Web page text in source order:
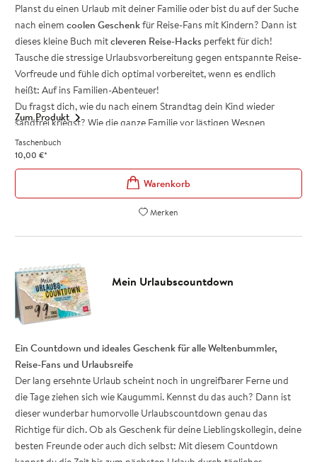
Planst du einen Urlaub mit deiner Familie oder bist du auf der Suche
nach einem coolen Geschenkfür Reise-Fans mit Kindern? Dann ist
dieses kleine Buch mitcleveren Reise-Hacks perfekt für dich!
Tausche die stressige Urlaubsvorbereitung gegen entspannte Reise-
Vorfreude und fühle dich optimal vorbereitet, wenn es endlich
heißt: Auf ins Familien-Abenteuer!
Du fragst dich, wie du nach einem Strandtag dein Kind wieder
sandfrei kriegst? Wie die ganze Familie vor lästigen Wespen
geschützt werden kann? Oder wie die Laune trotz endlosem Stau
weiterhin gut bleibt? Das handliche Buch ist vollgepackt mit
unkomplizierten Lifehacks, die den nächsten Familien-Urlaub
ohne großen Aufwand oder hohe Kosten.
Praktische Kniffe und einfach Tricks – einfach umsetzbar und
kostengünstig
Perfekter Reisebegleiter: Einfach geniale Hilfen für unterwegs
Leicht und handlich, passt in jede Tasche oder ins
Handschuhfach
Als Hilfe für dich selbst oder als Geschenk für Reise-Fans
Mach dir das Leben leicht!Mit den praktischen Lifehacks in diesem
Buch wird dein nächster Familien-Urlaub zum unkomplizierten
Vergnügen – genau so, wie du es dir vorstellst.
Zum Produkt
Taschenbuch
10,00 €*
Merken
Mein Urlaubscountdown
Ein Countdown und ideales Geschenk für alle Weltenbummler,
Reise-Fans und Urlaubsreife
Der lang ersehnte Urlaub scheint noch in ungreifbarer Ferne und
die Tage ziehen sich wie Kaugummi. Kennst du das auch? Dann ist
dieser wunderbar humorvolle Urlaubscountdown genau das
Richtige für dich. Ob als Geschenk für deine Lieblingskollegin, deine
besten Freunde oder auch dich selbst: Mit diesem Countdown